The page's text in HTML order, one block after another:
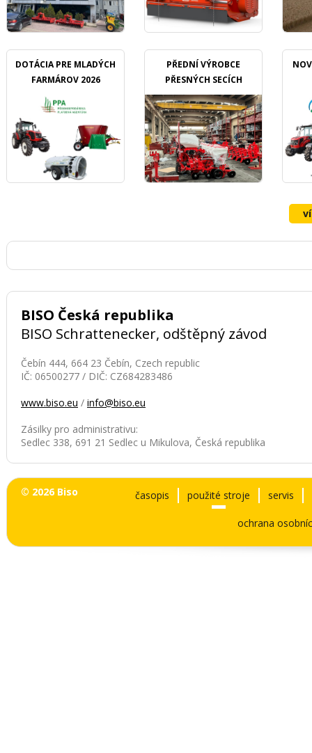
DOTÁCIA PRE MLADÝCH
FARMÁROV 2026
PŘEDNÍ VÝROBCE
PŘESNÝCH SECÍCH
STROJŮ OZDOKEN
BISO Česká republika
BISO Schrattenecker, odštěpný závod
Čebín 444, 664 23 Čebín, Czech republic
IČ: 06500277 / DIČ: CZ684283486
www.biso.eu / info@biso.eu
Zásilky pro administrativu:
Sedlec 338, 691 21 Sedlec u Mikulova, Česká republika
© 2026 Biso časopis použité stroje servis
ochrana